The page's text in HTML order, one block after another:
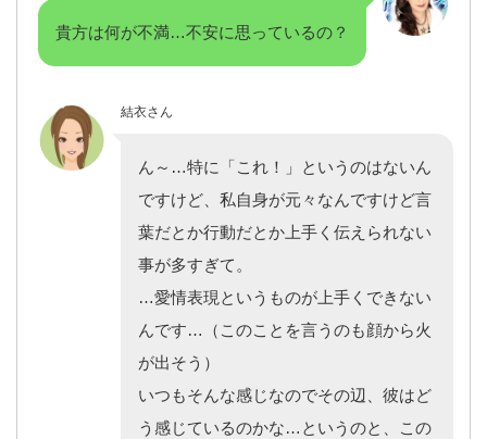
貴方は何が不満…不安に思っているの？
結衣さん
ん～…特に「これ！」というのはないん
ですけど、私自身が元々なんですけど言
葉だとか行動だとか上手く伝えられない
事が多すぎて。
…愛情表現というものが上手くできない
んです…（このことを言うのも顔から火
が出そう）
いつもそんな感じなのでその辺、彼はど
う感じているのかな…というのと、この